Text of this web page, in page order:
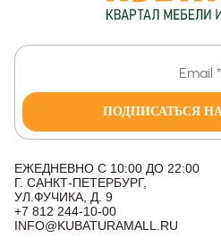
ПОДПИСАТЬСЯ
ЕЖЕДНЕВНО С 10:00 ДО 22:00
Г. САНКТ-ПЕТЕРБУРГ,
УЛ.ФУЧИКА, Д. 9
+7 812 244-10-00
INFO@KUBATURAMALL.RU